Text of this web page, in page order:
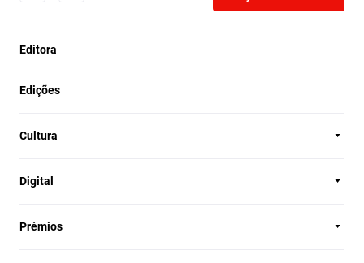
Editora
Edições
Cultura
Digital
Prémios